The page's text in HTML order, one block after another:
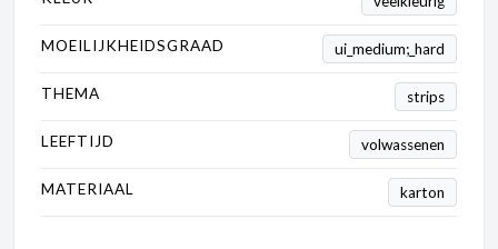
MOEILIJKHEIDSGRAAD ui_medium;_hard
THEMA strips
LEEFTIJD volwassenen
MATERIAAL karton